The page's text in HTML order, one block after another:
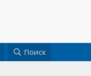
Поиск